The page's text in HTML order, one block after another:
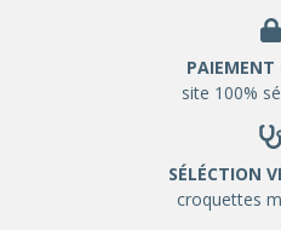
PAIEMENT
site 100%
SÉLÉCTION
croquettes